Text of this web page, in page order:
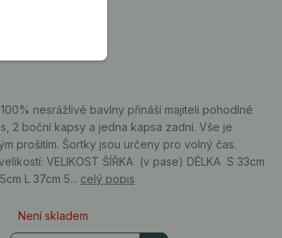
nesrážlivé bavlny přináší majiteli pohodlné
2 boční kapsy a jedna kapsa zadní. Vše je
prošitím. Šortky jsou určeny pro volný čas.
VELIKOST ŠÍŘKA (v pase) DÉLKA S 33cm
L 37cm 5... celý popis
Není skladem